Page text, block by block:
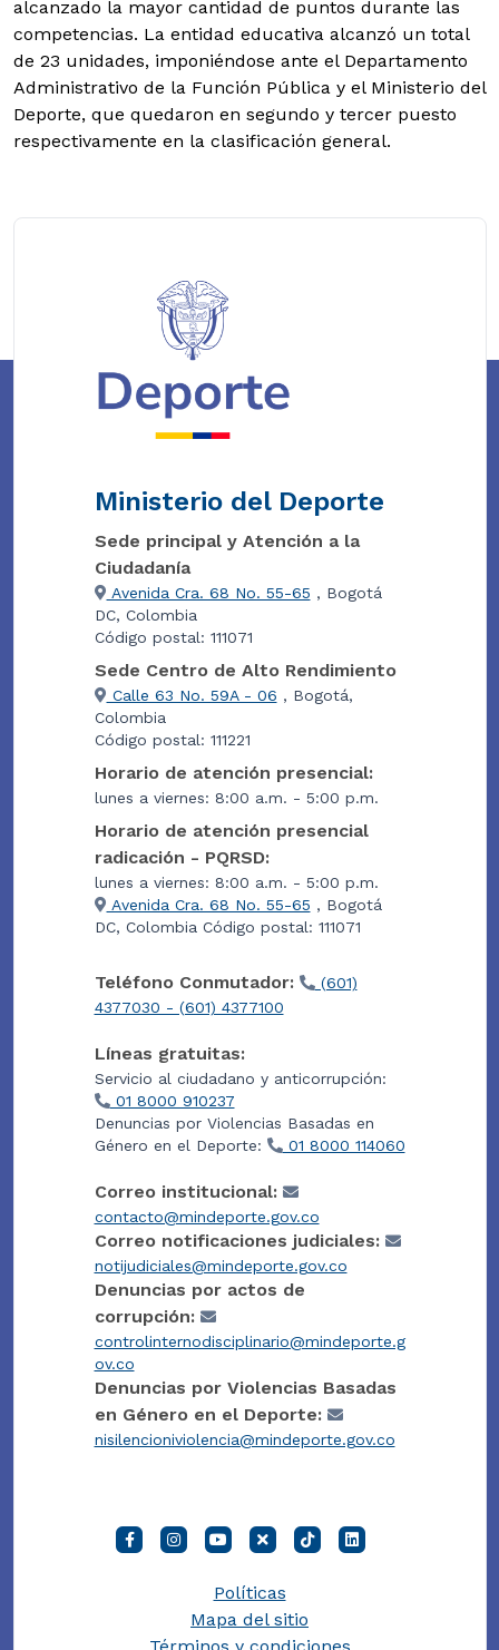
alcanzado la mayor cantidad de puntos durante las
competencias. La entidad educativa alcanzó un total
de 23 unidades, imponiéndose ante el Departamento
Administrativo de la Función Pública y el Ministerio del
Deporte, que quedaron en segundo y tercer puesto
respectivamente en la clasificación general.
Ministerio del Deporte
Sede principal y Atención a la
Ciudadanía
Avenida Cra. 68 No. 55-65 , Bogotá
DC, Colombia
Código postal: 111071
Sede Centro de Alto Rendimiento
Calle 63 No. 59A - 06 , Bogotá,
Colombia
Código postal: 111221
Horario de atención presencial:
lunes a viernes: 8:00 a.m. - 5:00 p.m.
Horario de atención presencial
radicación - PQRSD:
lunes a viernes: 8:00 a.m. - 5:00 p.m.
Avenida Cra. 68 No. 55-65 , Bogotá
DC, Colombia Código postal: 111071
Teléfono Conmutador:
(601)
4377030 - (601) 4377100
Líneas gratuitas:
Servicio al ciudadano y anticorrupción:
01 8000 910237
Denuncias por Violencias Basadas en
Género en el Deporte:
01 8000 114060
Correo institucional:
contacto@mindeporte.gov.co
Correo notificaciones judiciales:
notijudiciales@mindeporte.gov.co
Denuncias por actos de
corrupción:
controlinternodisciplinario@mindeporte.g
ov.co
Denuncias por Violencias Basadas
en Género en el Deporte:
nisilencioniviolencia@mindeporte.gov.co
Políticas
Mapa del sitio